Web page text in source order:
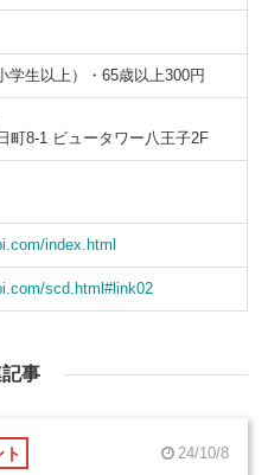
学生以上）・65歳以上300円
町8-1 ビュータワー八王子2F
index.html
scd.html#link02
事
ト 24/10/8